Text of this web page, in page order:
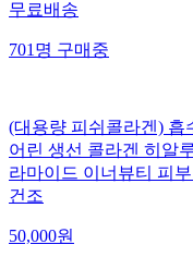
무료배송
701 명 구매중
(대용량 피쉬콜라겐) 흡
어린 생선 콜라겐 히알
라마이드 이너뷰티 피
건조
50,000원